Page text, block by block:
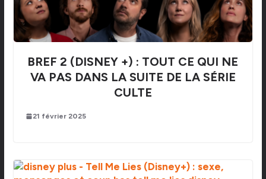
BREF 2 (DISNEY +) : TOUT CE QUI NE
VA PAS DANS LA SUITE DE LA SÉRIE
CULTE
21 février 2025